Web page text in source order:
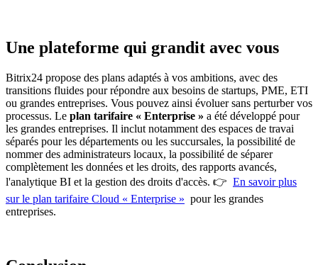
Une plateforme qui grandit avec vous
Bitrix24 propose des plans adaptés à vos ambitions, avec des
transitions fluides pour répondre aux besoins de startups, PME, ETI
ou grandes entreprises. Vous pouvez ainsi évoluer sans perturber vos
processus. Le plan tarifaire « Enterprise » a été développé pour
les grandes entreprises. Il inclut notamment des espaces de travai
séparés pour les départements ou les succursales, la possibilité de
nommer des administrateurs locaux, la possibilité de séparer
complètement les données et les droits, des rapports avancés,
l'analytique BI et la gestion des droits d'accès. 👉 En savoir plus
sur le plan tarifaire Cloud « Enterprise » pour les grandes
entreprises.